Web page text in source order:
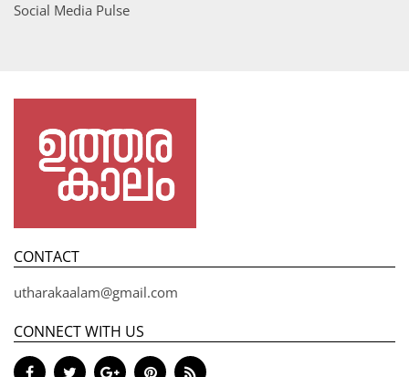
Social Media Pulse
CONTACT
utharakaalam@gmail.com
CONNECT WITH US